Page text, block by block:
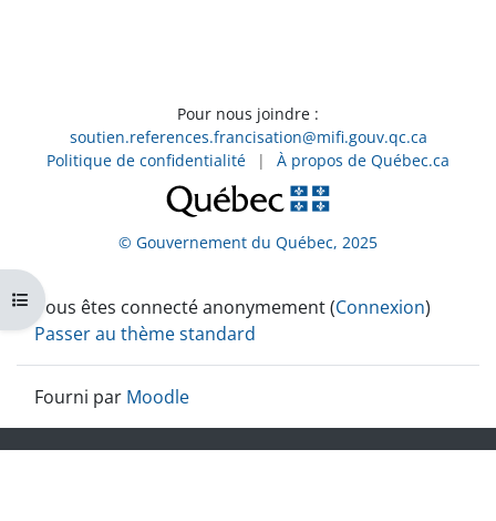
Ouvrir l’index du cours
Pour nous joindre :
soutien.references.francisation@mifi.gouv.qc.ca
Politique de confidentialité
| À propos de Québec.ca
© Gouvernement du Québec, 2025
Vous êtes connecté anonymement (Connexion)
Passer au thème standard
Fourni par Moodle